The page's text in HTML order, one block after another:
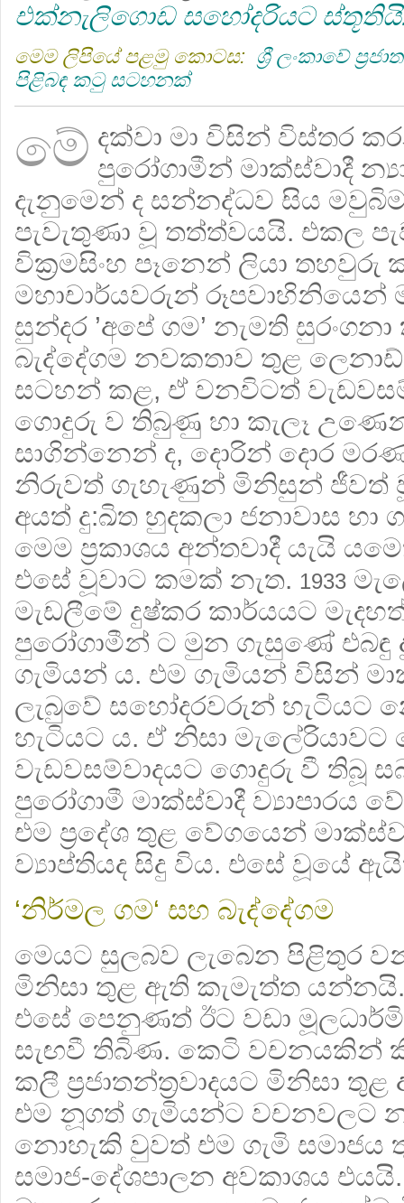
එක්නැලිගොඩ සහෝදරියට
මෙම ලිපියේ පළමු කොටස: ශ්‍රී ලංකාවේ
පිළිබඳ කටු සටහනක්
මේ දක්වා මා විසින් විස්තර
පුරෝගාමීන් මාක්ස්වාදී
දැනුමෙන් ද සන්නද්ධව සිය
පැවැතුණා වූ තත්ත්වයයි. එකල
වික‍්‍රමසිංහ පෑනෙන් ලියා තහවුරු
මහාචාර්යවරුන් රූපවාහිනියෙන්
සුන්දර ’අපේ ගම’ නැමති
බැද්දේගම නවකතාව තුළ
සටහන් කළ, ඒ වනවිටත්
ගොදුරු ව තිබුණු හා කැලෑ
සාගින්නෙන් ද, දොරින් දොර
නිරුවත් ගැහැණුන් මිනිසුන් ජීවත්
අයත් දු:ඛිත හුදකලා ජනාවාස
මෙම ප‍්‍රකාශය අන්තවාදී යැයි
එසේ වූවාට කමක් නැත. 1933
මැඩලීමේ දුෂ්කර කාර්යයට
පුරෝගාමීන් ට මුන ගැසුණේ එබඳු
ගැමියන් ය. එම ගැමියන් විසින්
ලැබුවේ සහෝදරවරුන් හැටියට
හැටියට ය. ඒ නිසා
වැඩවසම්වාදයට ගොදුරු වී තිබූ
පුරෝගාමී මාක්ස්වාදී ව්‍යාපාරය
එම ප‍්‍රදේශ තුළ වේගයෙන්
ව්‍යාප්තියද සිදු විය. එසේ වූයේ ඇයි
‘නිර්මල ගම‘ සහ බැද්දේගම
මෙයට සුලබව ලැබෙන පිළිතුර
මිනිසා තුළ ඇති කැමැත්ත යන්නයි.
එසේ පෙනුණත් ඊට වඩා
සැඟවී තිබිණ. කෙටි වචනයකින්
කලී ප‍්‍රජාතන්ත‍්‍රවාදයට මිනිසා
එම නූගත් ගැමියන්ට වචනවලට
නොහැකි වුවත් එම ගැමි සමාජය
සමාජ-දේශපාලන අවකාශය